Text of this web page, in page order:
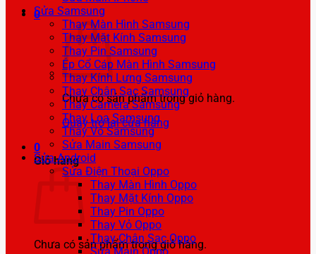
0
Chưa có sản phẩm trong giỏ hàng.
Quay trở lại cửa hàng
0
Giỏ hàng
Chưa có sản phẩm trong giỏ hàng.
Sửa Samsung
Thay Màn Hình Samsung
Thay Mặt Kính Samsung
Thay Pin Samsung
Ép Cổ Cáp Màn Hình Samsung
Thay Kính Lưng Samsung
Thay Chân Sạc Samsung
Thay Camera Samsung
Thay Loa Samsung
Thay Vỏ Samsung
Sửa Main Samsung
Sửa Android
Sửa Điện Thoại Oppo
Thay Màn Hình Oppo
Thay Mặt Kính Oppo
Thay Pin Oppo
Thay Vỏ Oppo
Thay Chân Sạc Oppo